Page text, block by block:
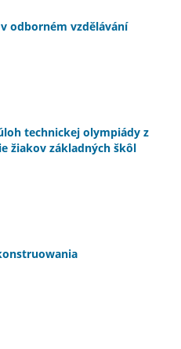
odborném vzdělávání
technickej olympiády z
žiakov základných škôl